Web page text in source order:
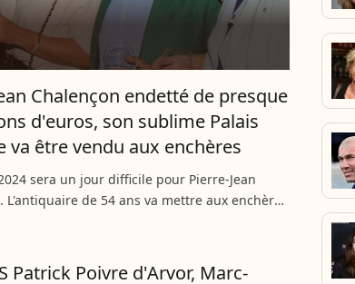
Chalençon endetté de presque
d'euros, son sublime Palais
va être vendu aux enchères
sera un jour difficile pour Pierre-Jean
L'antiquaire de 54 ans va mettre aux enchères
afin de rembourser ses dettes qui
Patrick Poivre d'Arvor, Marc-